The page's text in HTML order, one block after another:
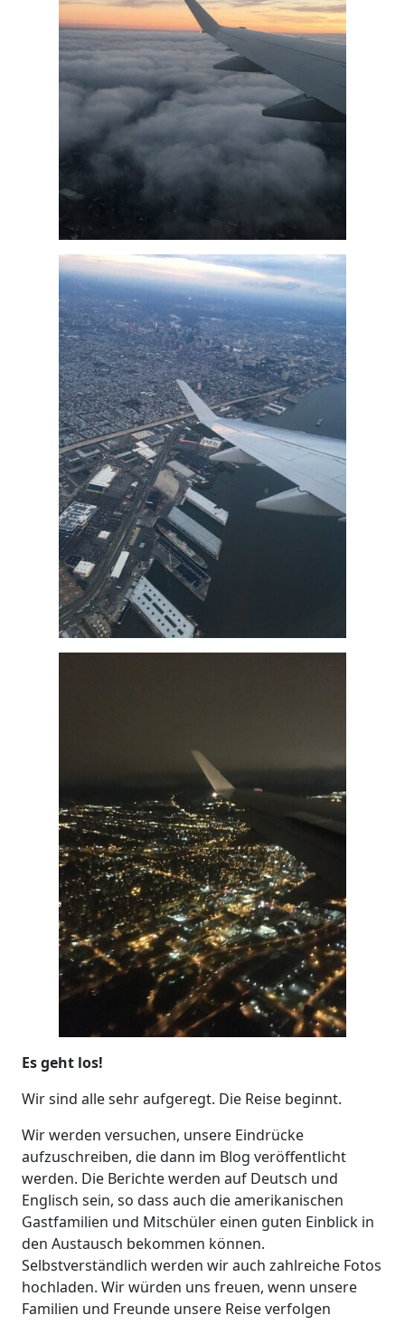
Es geht los!
Wir sind alle sehr aufgeregt. Die Reise beginnt.
Wir werden versuchen, unsere Eindrücke
aufzuschreiben, die dann im Blog veröffentlicht
werden. Die Berichte werden auf Deutsch und
Englisch sein, so dass auch die amerikanischen
Gastfamilien und Mitschüler einen guten Einblick in
den Austausch bekommen können.
Selbstverständlich werden wir auch zahlreiche Fotos
hochladen. Wir würden uns freuen, wenn unsere
Familien und Freunde unsere Reise verfolgen